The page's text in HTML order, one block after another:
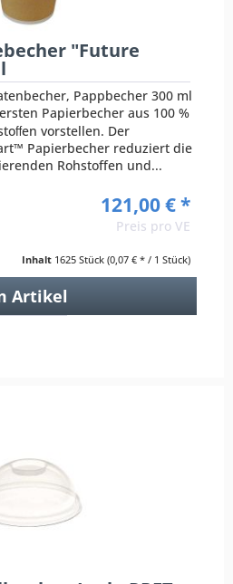
"Future
Pappbecher 300 ml
Papierbecher aus 100 %
vorstellen. Der
Papierbecher reduziert die
Rohstoffen und...
121,00 € *
Preis pro VE
Inhalt 1625 Stück (0,07 € * / 1 Stück)
Artikel